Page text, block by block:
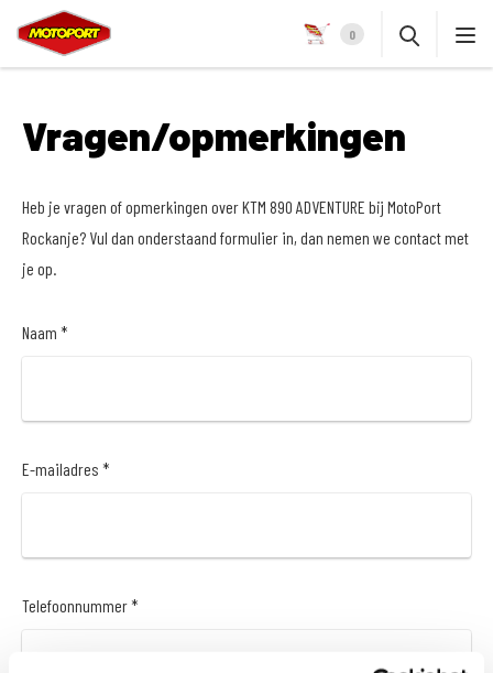
0
Vragen/opmerkingen
Heb je vragen of opmerkingen over KTM 890 ADVENTURE bij MotoPort
Rockanje? Vul dan onderstaand formulier in, dan nemen we contact met
je op.
Naam *
E-mailadres *
Telefoonnummer *